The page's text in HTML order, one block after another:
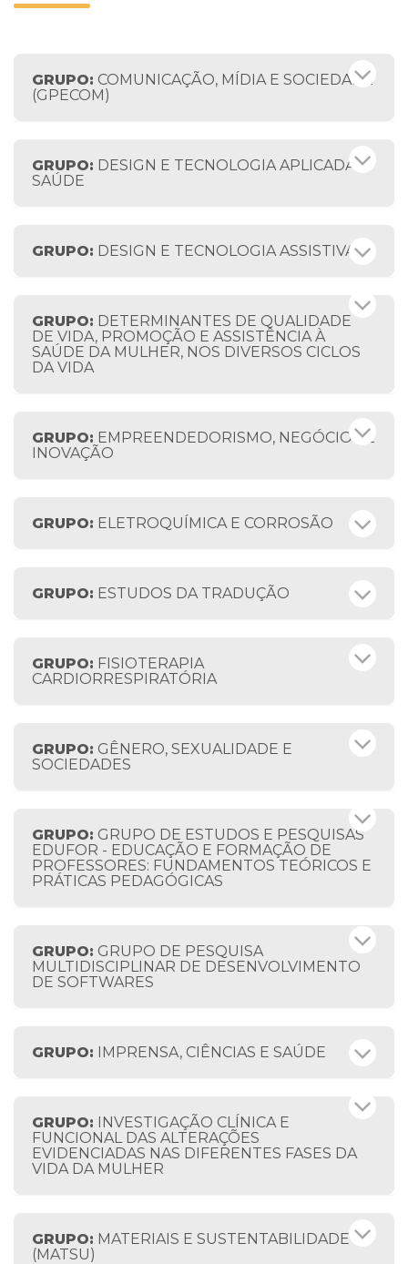
GRUPO: COMUNICAÇÃO, MÍDIA E SOCIEDADE
(GPECOM)
GRUPO: DESIGN E TECNOLOGIA APLICADA À
SAÚDE
GRUPO: DESIGN E TECNOLOGIA ASSISTIVA
GRUPO: DETERMINANTES DE QUALIDADE
DE VIDA, PROMOÇÃO E ASSISTÊNCIA À
SAÚDE DA MULHER, NOS DIVERSOS CICLOS
DA VIDA
GRUPO: EMPREENDEDORISMO, NEGÓCIOS E
INOVAÇÃO
GRUPO: ELETROQUÍMICA E CORROSÃO
GRUPO: ESTUDOS DA TRADUÇÃO
GRUPO: FISIOTERAPIA
CARDIORRESPIRATÓRIA
GRUPO: GÊNERO, SEXUALIDADE E
SOCIEDADES
GRUPO: GRUPO DE ESTUDOS E PESQUISAS
EDUFOR - EDUCAÇÃO E FORMAÇÃO DE
PROFESSORES: FUNDAMENTOS TEÓRICOS E
PRÁTICAS PEDAGÓGICAS
GRUPO: GRUPO DE PESQUISA
MULTIDISCIPLINAR DE DESENVOLVIMENTO
DE SOFTWARES
GRUPO: IMPRENSA, CIÊNCIAS E SAÚDE
GRUPO: INVESTIGAÇÃO CLÍNICA E
FUNCIONAL DAS ALTERAÇÕES
EVIDENCIADAS NAS DIFERENTES FASES DA
VIDA DA MULHER
GRUPO: MATERIAIS E SUSTENTABILIDADE
(MATSU)